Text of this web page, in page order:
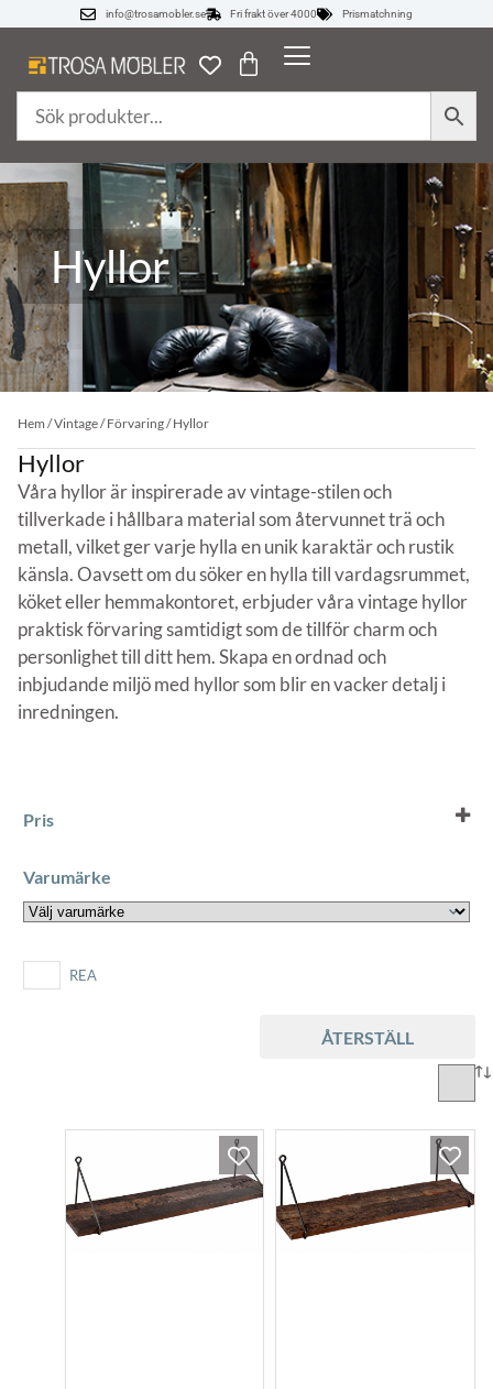
info@trosamobler.se Fri frakt över 4000 Prismatchning
Hyllor
Hem /Vintage/Förvaring/ Hyllor
Hyllor
Våra hyllor är inspirerade av vintage-stilen och
tillverkade i hållbara material som återvunnet trä och
metall, vilket ger varje hylla en unik karaktär och rustik
känsla. Oavsett om du söker en hylla till vardagsrummet,
köket eller hemmakontoret, erbjuder våra vintage hyllor
praktisk förvaring samtidigt som de tillför charm och
personlighet till ditt hem. Skapa en ordnad och
inbjudande miljö med hyllor som blir en vacker detalj i
inredningen.
Pris
Varumärke
REA
ÅTERSTÄLL